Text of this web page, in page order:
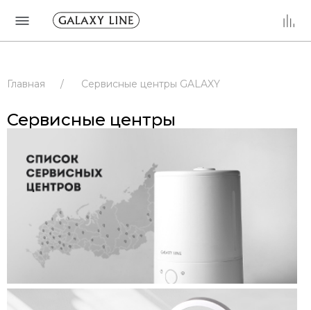
Главная / Сервисные центры GALAXY
КАЛИНИНГРАД Сервисные центры
РОССИЯ / КАЛИНИНГРАДСКАЯ ОБЛАСТЬ
Сервисные центры